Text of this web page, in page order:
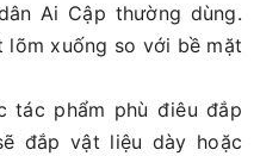
Ai Cập thường dùng.
xuống so với bề mặt
tác phẩm phù điêu đắp
đắp vật liệu dày hoặc